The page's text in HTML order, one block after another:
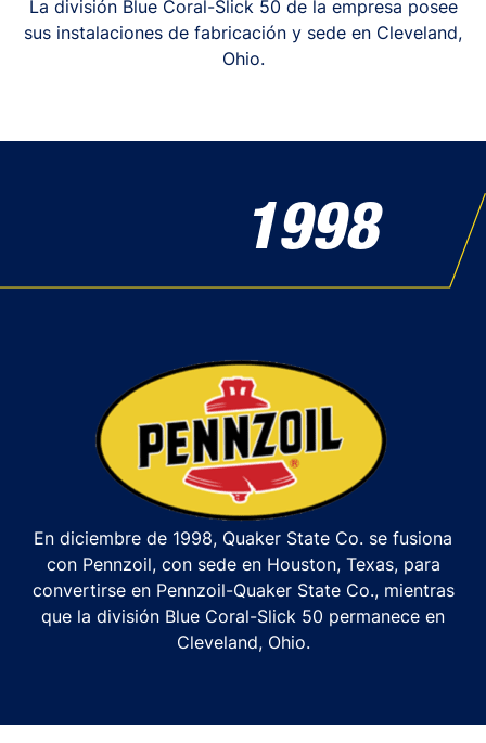
La división Blue Coral-Slick 50 de la empresa posee
sus instalaciones de fabricación y sede en Cleveland,
Ohio.
1998
En diciembre de 1998, Quaker State Co. se fusiona
con Pennzoil, con sede en Houston, Texas, para
convertirse en Pennzoil-Quaker State Co., mientras
que la división Blue Coral-Slick 50 permanece en
Cleveland, Ohio.